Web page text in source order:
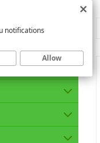
notifications
Allow